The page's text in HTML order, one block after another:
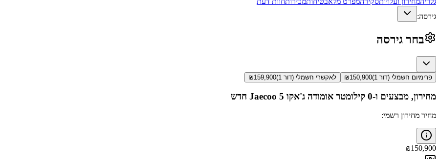
גירסה:
בחר גירסה
פרימיום חשמלי (דור 1) ₪150,900 לאקשרי חשמלי (דור 1) ₪159,900
מחירון, מבצעים ו-0 קילומטר אומודה ג'אקו Jaecoo 5 חדש
מחיר מחירון רשמי:
₪150,900